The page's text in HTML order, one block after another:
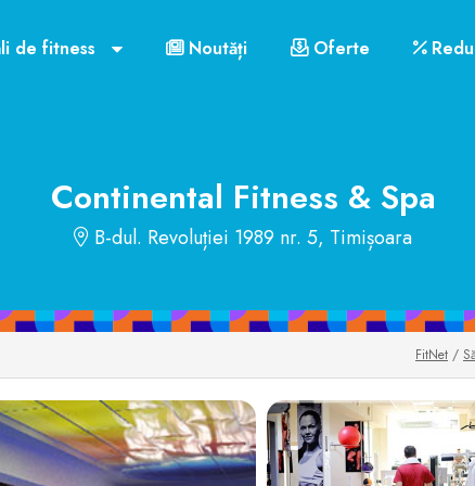
de fitness Noutăți Oferte
Continental Fitness & Spa
B-dul. Revoluției 1989 nr. 5, Timișoara
FitNet /